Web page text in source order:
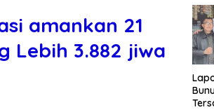
amankan 21
Lebih 3.882 jiwa